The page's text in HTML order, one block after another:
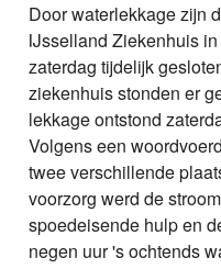
Door waterlekkage zijn
IJsselland Ziekenhuis
zaterdag tijdelijk
ziekenhuis stonden er
lekkage ontstond
Volgens een
twee verschillende
voorzorg werd de
spoedeisende hulp en
negen uur 's ochtends